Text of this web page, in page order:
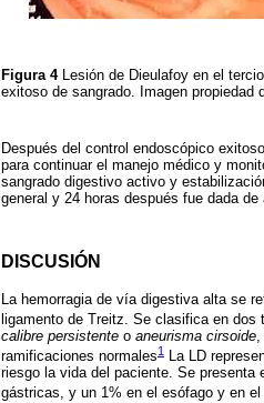
Figura 4 Lesión de Dieulafoy en el
exitoso de sangrado. Imagen propiedad
Después del control endoscópico
para continuar el manejo médico y
sangrado digestivo activo y
general y 24 horas después fue dada de
DISCUSIÓN
La hemorragia de vía digestiva alta se
ligamento de Treitz. Se clasifica en
calibre persistente o aneurisma cirsoide,
ramificaciones normales1
La LD
riesgo la vida del paciente. Se presenta
gástricas, y un 1% en el esófago y en